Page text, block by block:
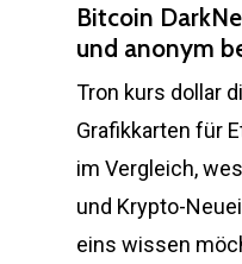
Bitcoin
und anonym
Tron kurs dollar
Grafikkarten für
im Vergleich,
und Krypto-
eins wissen